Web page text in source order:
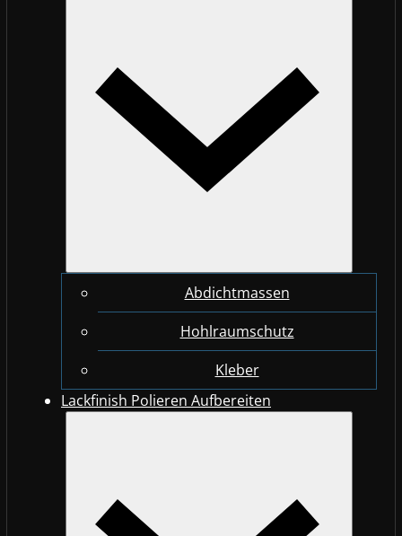
Abdichtmassen
Hohlraumschutz
Kleber
Lackfinish Polieren Aufbereiten